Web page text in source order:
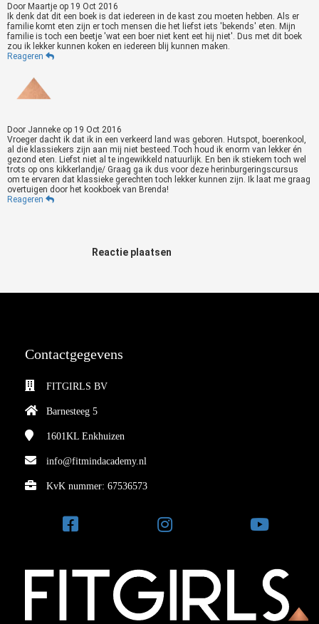
Door Maartje op 19 Oct 2016
Ik denk dat dit een boek is dat iedereen in de kast zou moeten hebben. Als er
familie komt eten zijn er toch mensen die het liefst iets 'bekends' eten. Mijn
familie is toch een beetje 'wat een boer niet kent eet hij niet'. Dus met dit boek
zou ik lekker kunnen koken en iedereen blij kunnen maken.
Reageren
Door Janneke op 19 Oct 2016
Vroeger dacht ik dat ik in een verkeerd land was geboren. Hutspot, boerenkool,
al die klassiekers zijn aan mij niet besteed.Toch houd ik enorm van lekker én
gezond eten. Liefst niet al te ingewikkeld natuurlijk. En ben ik stiekem toch wel
trots op ons kikkerlandje/ Graag ga ik dus voor deze herinburgeringscursus
om te ervaren dat klassieke gerechten toch lekker kunnen zijn. Ik laat me graag
overtuigen door het kookboek van Brenda!
Reageren
Reactie plaatsen
Contactgegevens
FITGIRLS BV
Barnesteeg 5
1601KL Enkhuizen
info@fitmindacademy.nl
KvK nummer: 67536573